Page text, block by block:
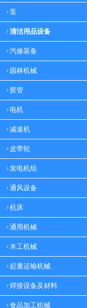
泵
清洁用品设备
汽修装备
园林机械
胶管
电机
减速机
皮带轮
发电机组
通风设备
机床
通用机械
木工机械
起重运输机械
焊接设备及材料
食品加工机械